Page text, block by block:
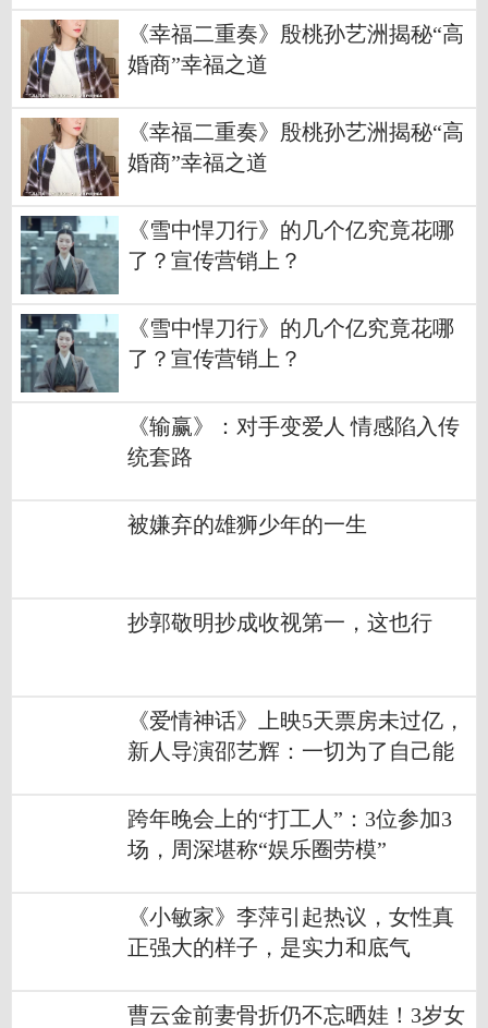
《幸福二重奏》殷桃孙艺洲揭秘“高
婚商”幸福之道
《幸福二重奏》殷桃孙艺洲揭秘“高
婚商”幸福之道
《雪中悍刀行》的几个亿究竟花哪
了？宣传营销上？
《雪中悍刀行》的几个亿究竟花哪
了？宣传营销上？
《输赢》：对手变爱人 情感陷入传
统套路
被嫌弃的雄狮少年的一生
抄郭敬明抄成收视第一，这也行
《爱情神话》上映5天票房未过亿，
新人导演邵艺辉：一切为了自己能
跨年晚会上的“打工人”：3位参加3
场，周深堪称“娱乐圈劳模”
《小敏家》李萍引起热议，女性真
正强大的样子，是实力和底气
曹云金前妻骨折仍不忘晒娃！3岁女